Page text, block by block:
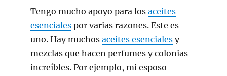
Tengo mucho apoyo para los aceites
esenciales por varias razones. Este es
uno. Hay muchos aceites esenciales y
mezclas que hacen perfumes y colonias
increíbles. Por ejemplo, mi esposo